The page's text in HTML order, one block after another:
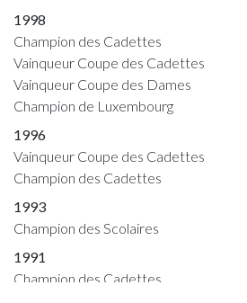
1998
Champion des Cadettes
Vainqueur Coupe des Cadettes
Vainqueur Coupe des Dames
Champion de Luxembourg
1996
Vainqueur Coupe des Cadettes
Champion des Cadettes
1993
Champion des Scolaires
1991
Champion des Cadettes